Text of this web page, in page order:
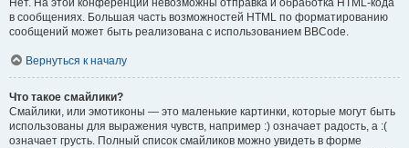
Нет. На этой конференции невозможны отправка и обработка HTML-кода
в сообщениях. Большая часть возможностей HTML по форматированию
сообщений может быть реализована с использованием BBCode.
Вернуться к началу
Что такое смайлики?
Смайлики, или эмотиконы — это маленькие картинки, которые могут быть
использованы для выражения чувств, например :) означает радость, а :(
означает грусть. Полный список смайликов можно увидеть в форме